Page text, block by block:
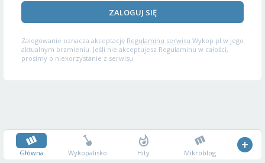
ZALOGUJ SIĘ
Zalogowanie oznacza akceptację Regulaminu serwisu Wykop.pl w jego
aktualnym brzmieniu. Jeśli nie akceptujesz Regulaminu w całości,
prosimy o niekorzystanie z serwisu.
Główna Wykopalisko Hity Mikroblog